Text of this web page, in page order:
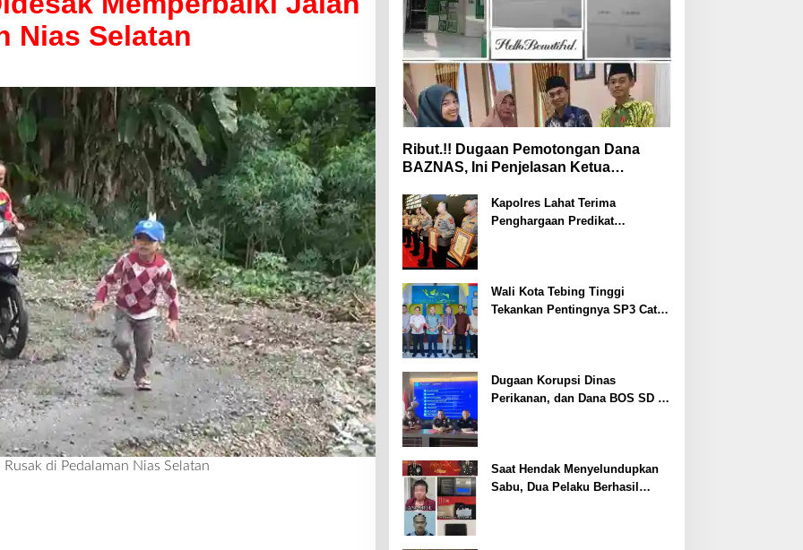
Nias Selatan
di Pedalaman Nias Selatan
Ribut.!! Dugaan Pemotongan Dana
BAZNAS, Ini Penjelasan Ketua
Kapolres Lahat Terima
Penghargaan Predikat
Wali Kota Tebing Tinggi
Tekankan Pentingnya SP3 Catin
Dugaan Korupsi Dinas
Perikanan, dan Dana BOS SD –
Saat Hendak Menyelundupkan
Sabu, Dua Pelaku Berhasil